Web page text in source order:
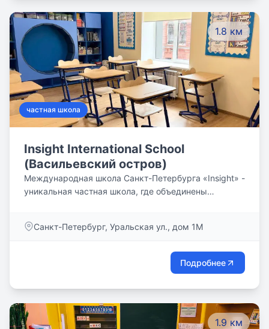
деятельности, развивающих интерес к познанию
действительности и творческой самореализации,
формирующих навыки самостоятельной учебной
деятельности, подготавливающих школьника к
интеграции в социум.
1.8 км
частная школа
Insight International School
(Васильевский остров)
Международная школа Санкт-Петербурга «Insight» -
уникальная частная школа, где объединены
отношение к каждому ребёнку.
Санкт-Петербург, Уральская ул., дом 1М
Подробнее
1.9 км